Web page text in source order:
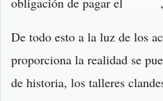
De todo esto a la luz de los
proporciona la realidad se
de historia, los talleres